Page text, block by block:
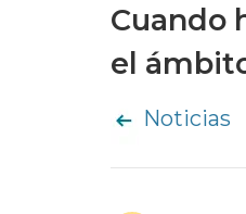
Cuando
el
Noticias